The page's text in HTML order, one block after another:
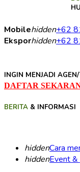
Mobilehidden+62
Eksporhidden+62
INGIN MENJADI
DAFTAR
BERITA & INFORMASI
hiddenCara
hiddenEvent &